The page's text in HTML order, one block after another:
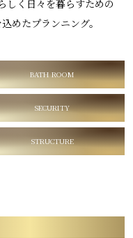
しく日々を暮らすための
めたプランニング。
BATH ROOM
SECURITY
STRUCTURE